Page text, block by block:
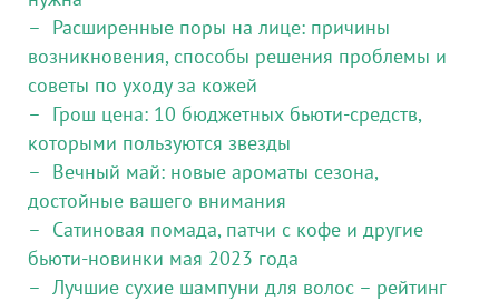
Расширенные поры на лице: причины
возникновения, способы решения проблемы и
советы по уходу за кожей
Грош цена: 10 бюджетных бьюти-средств,
которыми пользуются звезды
Вечный май: новые ароматы сезона,
достойные вашего внимания
Сатиновая помада, патчи с кофе и другие
бьюти-новинки мая 2023 года
Лучшие сухие шампуни для волос – рейтинг